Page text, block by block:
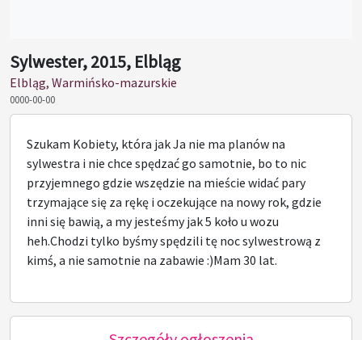
Sylwester, 2015, Elbląg
Elbląg, Warmińsko-mazurskie
0000-00-00
Szukam Kobiety, która jak Ja nie ma planów na
sylwestra i nie chce spędzać go samotnie, bo to nic
przyjemnego gdzie wszędzie na mieście widać pary
trzymające się za rękę i oczekujące na nowy rok, gdzie
inni się bawią, a my jesteśmy jak 5 koło u wozu
heh.Chodzi tylko byśmy spędzili tę noc sylwestrową z
kimś, a nie samotnie na zabawie :)Mam 30 lat.